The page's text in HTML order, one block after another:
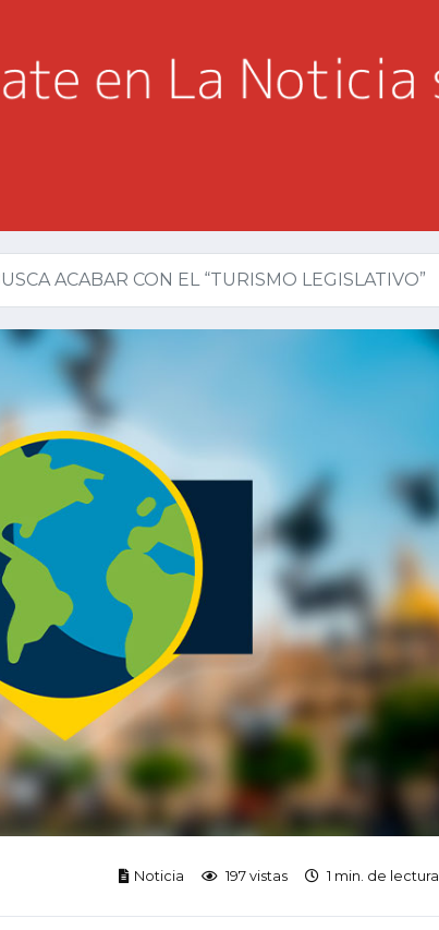
ACABAR CON EL “TURISMO LEGISLATIVO”
Noticia 197 vistas 1 min. de lectura